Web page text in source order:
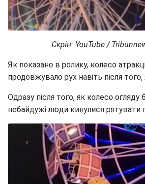
Скрін: YouTube /
Як показано в ролику, колесо
продовжувало рух навіть після того,
Одразу після того, як колесо огляду
небайдужі люди кинулися рятувати